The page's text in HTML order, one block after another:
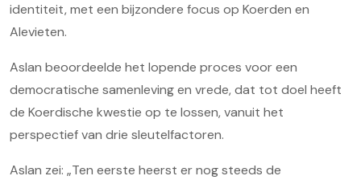
identiteit, met een bijzondere focus op Koerden en
Alevieten.
Aslan beoordeelde het lopende proces voor een
democratische samenleving en vrede, dat tot doel heeft
de Koerdische kwestie op te lossen, vanuit het
perspectief van drie sleutelfactoren.
Aslan zei: „Ten eerste heerst er nog steeds de